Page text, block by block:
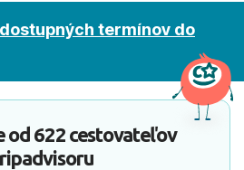
termínov do
od 622 cestovateľov